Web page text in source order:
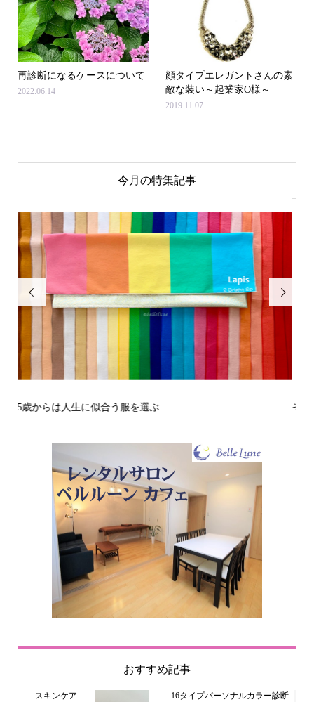
再診断になるケースについて
2022.06.14
顔タイプエレガントさんの素
敵な装い～起業家O様～
2019.11.07
今月の特集記事

その立場で信頼される見た目にするには？〜予告編〜

おすすめ記事
スキンケア 16タイプパーソナルカラー診断